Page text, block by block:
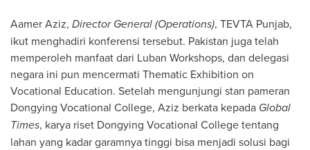
Aamer Aziz, Director General (Operations), TEVTA Punjab,
ikut menghadiri konferensi tersebut. Pakistan juga telah
memperoleh manfaat dari Luban Workshops, dan delegasi
negara ini pun mencermati Thematic Exhibition on
Vocational Education. Setelah mengunjungi stan pameran
Dongying Vocational College, Aziz berkata kepada Global
Times, karya riset Dongying Vocational College tentang
lahan yang kadar garamnya tinggi bisa menjadi solusi bagi